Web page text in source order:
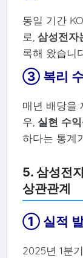
동일 기간
로, 삼성전자
록해 왔습니
③ 복리 수
매년 배당을
우, 실현 수
하다는 통계
5. 삼성전
상관관계
① 실적 발
2025년 1분